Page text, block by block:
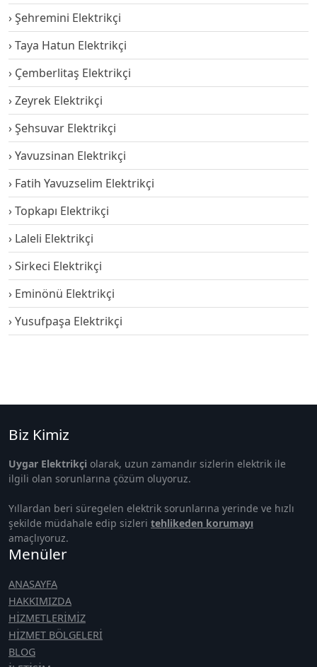
Şehremini Elektrikçi
Taya Hatun Elektrikçi
Çemberlitaş Elektrikçi
Zeyrek Elektrikçi
Şehsuvar Elektrikçi
Yavuzsinan Elektrikçi
Fatih Yavuzselim Elektrikçi
Topkapı Elektrikçi
Laleli Elektrikçi
Sirkeci Elektrikçi
Eminönü Elektrikçi
Yusufpaşa Elektrikçi
Biz Kimiz
Uygar Elektrikçi olarak, uzun zamandır sizlerin elektrik ile
ilgili olan sorunlarına çözüm oluyoruz.
Yıllardan beri süregelen elektrik sorunlarına yerinde ve hızlı
şekilde müdahale edip sizleri tehlikeden korumayı
amaçlıyoruz.
Menüler
ANASAYFA
HAKKIMIZDA
HİZMETLERİMİZ
HİZMET BÖLGELERİ
BLOG